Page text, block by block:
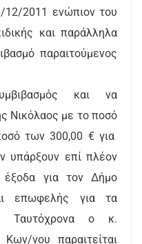
12/2011 ενώπιον του
και παράλληλα
παραιτούμενος
και να
Νικόλαος με το ποσό
των 300,00 € για
υπάρξουν επί πλέον
για τον Δήμο
επωφελής για τα
Ταυτόχρονα ο κ.
νου παραιτείται